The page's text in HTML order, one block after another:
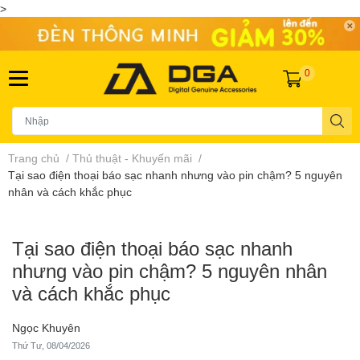
>
0
Trang chủ / Thủ thuật - Khuyến mãi /
Tại sao điện thoại báo sạc nhanh nhưng vào pin chậm? 5 nguyên
nhân và cách khắc phục
Tại sao điện thoại báo sạc nhanh
nhưng vào pin chậm? 5 nguyên nhân
và cách khắc phục
Ngọc Khuyên
Thứ Tư, 08/04/2026